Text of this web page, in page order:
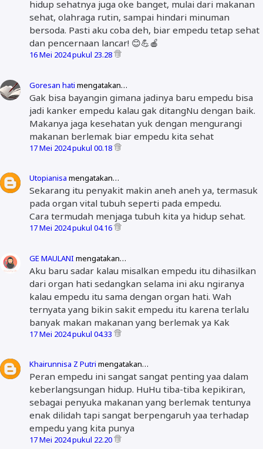
hidup sehatnya juga oke banget, mulai dari makanan
sehat, olahraga rutin, sampai hindari minuman
bersoda. Pasti aku coba deh, biar empedu tetap sehat
dan pencernaan lancar! 😊💪🍎
16 Mei 2024 pukul 23.28
Goresan hati mengatakan…
Gak bisa bayangin gimana jadinya baru empedu bisa
jadi kanker empedu kalau gak ditangNu dengan baik.
Makanya jaga kesehatan yuk dengan mengurangi
makanan berlemak biar empedu kita sehat
17 Mei 2024 pukul 00.18
Utopianisa mengatakan…
Sekarang itu penyakit makin aneh aneh ya, termasuk
pada organ vital tubuh seperti pada empedu.
Cara termudah menjaga tubuh kita ya hidup sehat.
17 Mei 2024 pukul 04.16
GE MAULANI mengatakan…
Aku baru sadar kalau misalkan empedu itu dihasilkan
dari organ hati sedangkan selama ini aku ngiranya
kalau empedu itu sama dengan organ hati. Wah
ternyata yang bikin sakit empedu itu karena terlalu
banyak makan makanan yang berlemak ya Kak
17 Mei 2024 pukul 04.33
Khairunnisa Z Putri mengatakan…
Peran empedu ini sangat sangat penting yaa dalam
keberlangsungan hidup. HuHu tiba-tiba kepikiran,
sebagai penyuka makanan yang berlemak tentunya
enak dilidah tapi sangat berpengaruh yaa terhadap
empedu yang kita punya
17 Mei 2024 pukul 22.20